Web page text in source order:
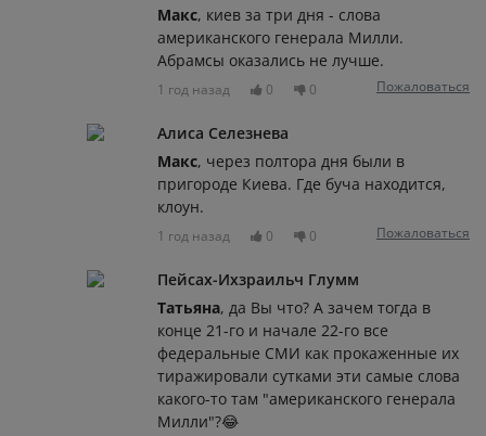
Макс, киев за три дня - слова
американского генерала Милли.
Абрамсы оказались не лучше.
1 год назад 0 0 Пожаловаться
Алиса Селезнева
Макс, через полтора дня были в
пригороде Киева. Где буча находится,
клоун.
1 год назад 0 0 Пожаловаться
Пейсах-Ихзраильч Глумм
Татьяна, да Вы что? А зачем тогда в
конце 21-го и начале 22-го все
федеральные СМИ как прокаженные их
тиражировали сутками эти самые слова
какого-то там "американского генерала
Милли"?😂